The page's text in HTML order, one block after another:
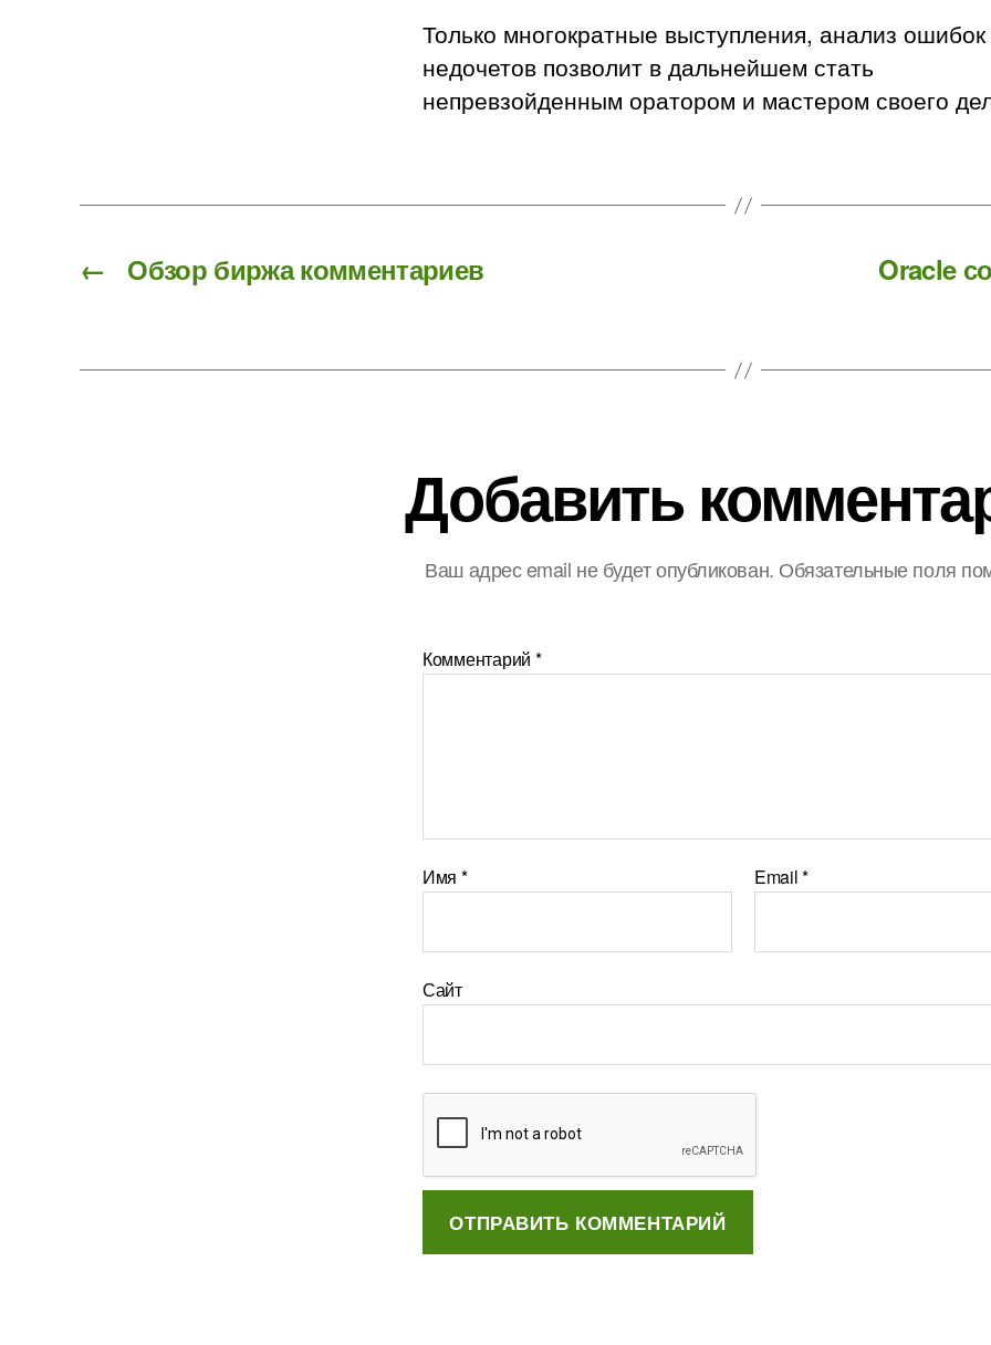
Только многократные выступления, анализ ошибок
недочетов позволит в дальнейшем стать
непревзойденным оратором и мастером своего
← Обзор биржа комментариев
Oracle
Добавить
Ваш адрес email не будет опубликован. Обязательные поля
Комментарий *
Имя * Email*
Сайт